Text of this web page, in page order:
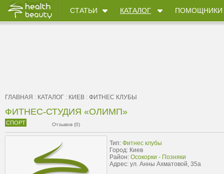
СТАТЬИ КАТАЛОГ ПОМОЩНИКИ
ГЛАВНАЯ : КАТАЛОГ : КИЕВ : ФИТНЕС КЛУБЫ
ФИТНЕС-СТУДИЯ «ОЛИМП»
СПОРТ Отзывов (0)
Тип: Фитнес клубы
Город: Киев
Район: Осокорки - Позняки
Адрес: ул. Анны Ахматовой, 35а